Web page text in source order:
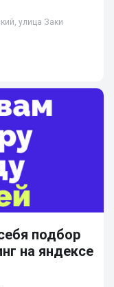
улица Заки
подбор
на яндексе